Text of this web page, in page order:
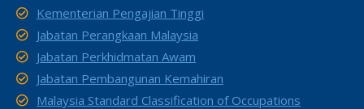
Kementerian Pengajian Tinggi
Jabatan Perangkaan Malaysia
Jabatan Perkhidmatan Awam
Jabatan Pembangunan Kemahiran
Malaysia Standard Classification of Occupations